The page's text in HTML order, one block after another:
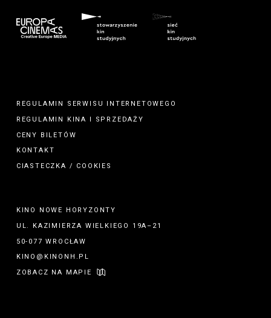
REGULAMIN SERWISU INTERNETOWEGO
REGULAMIN
KINA
SPRZEDAŻY
CENY BILETÓW
KONTAKT
CIASTECZKA / COOKIES
KINO NOWE HORYZONTY
UL. KAZIMIERZA WIELKIEGO 19A–21
50-077 WROCŁAW
KINO@KINONH.PL
ZOBACZ NA MAPIE